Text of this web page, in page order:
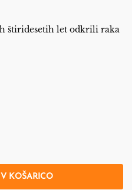
štiridesetih let odkrili raka
KOŠARICO